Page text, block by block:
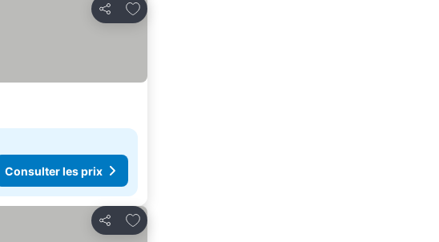
Partager
Ajouter à mes favoris
Consulter les prix
Partager
Ajouter à mes favoris